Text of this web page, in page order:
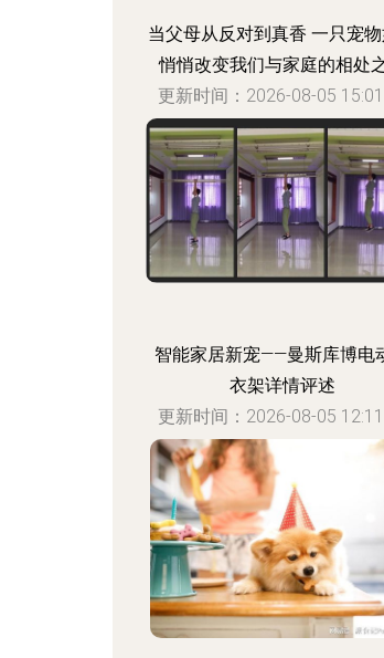
当父母从反对到真香 一只宠
悄悄改变我们与家庭的相处
更新时间：2026-08-05
智能家居新宠——曼斯库博电
衣架详情评述
更新时间：2026-08-05